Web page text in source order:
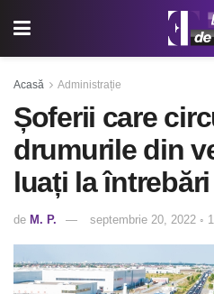
Acasă Administrație
Șoferii care
drumurile din
luați la întrebări
de M. P. septembrie 20, 2022 ◦